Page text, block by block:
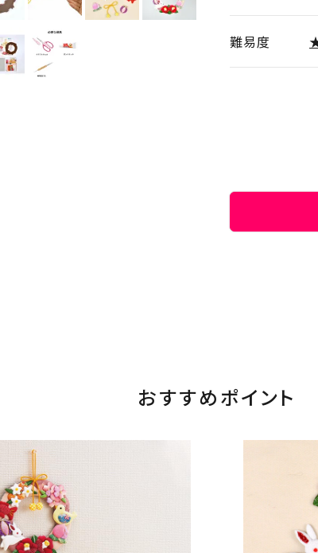
難易度
おすすめポイント